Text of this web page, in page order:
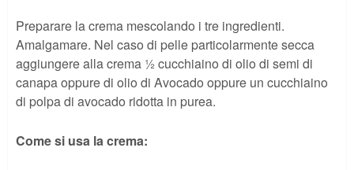
Preparare la crema mescolando i tre ingredienti.
Amalgamare. Nel caso di pelle particolarmente secca
aggiungere alla crema ½ cucchiaino di olio di semi di
canapa oppure di olio di Avocado oppure un cucchiaino
di polpa di avocado ridotta in purea.
Come si usa la crema: